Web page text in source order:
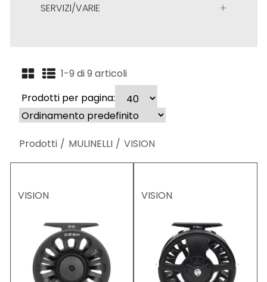
SERVIZI/VARIE
1-9 di 9 articoli
Prodotti per pagina:
Prodotti MULINELLI VISION
VISION VISION